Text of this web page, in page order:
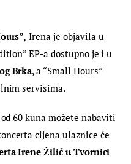
Irena je objavila u
EP-a dostupno je i u
Brka, a “Small Hours”
servisima.
60 kuna možete nabaviti
cijena ulaznice će
Irene Žilić u Tvornici